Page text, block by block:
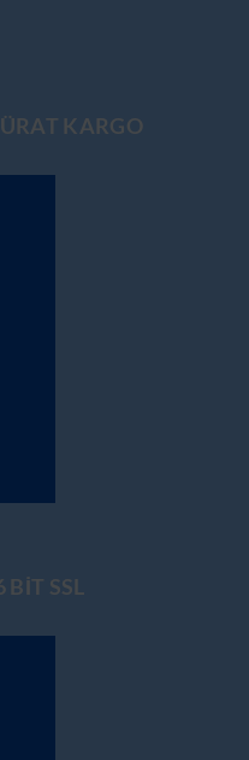
KARGO
BİT SSL